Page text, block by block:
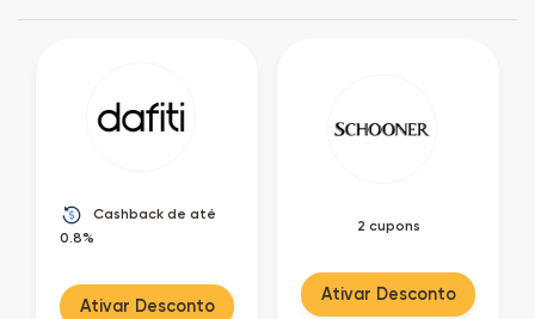
Cashback de até
0.8%
Ativar Desconto
2 cupons
Ativar Desconto